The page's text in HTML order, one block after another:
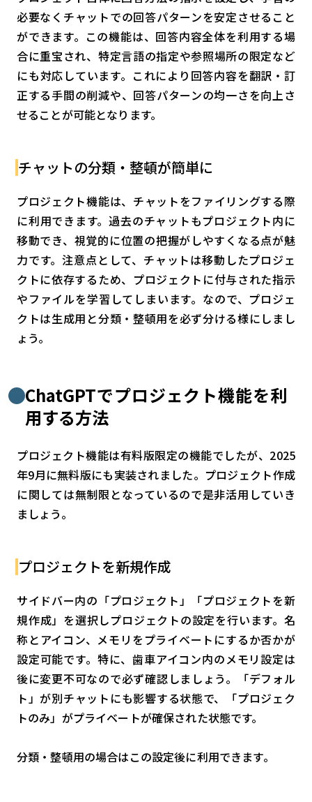
必要なくチャットでの回答パターンを安定させること
ができます。この機能は、回答内容全体を利用する場
合に重宝され、特定言語の指定や参照場所の限定など
にも対応しています。これにより回答内容を翻訳・訂
正する手間の削減や、回答パターンの均一さを向上さ
せることが可能となります。
チャットの分類・整頓が簡単に
プロジェクト機能は、チャットをファイリングする際
に利用できます。過去のチャットもプロジェクト内に
移動でき、視覚的に位置の把握がしやすくなる点が魅
力です。注意点として、チャットは移動したプロジェ
クトに依存するため、プロジェクトに付与された指示
やファイルを学習してしまいます。なので、プロジェ
クトは生成用と分類・整頓用を必ず分ける様にしまし
ょう。
ChatGPTでプロジェクト機能を利
用する方法
プロジェクト機能は有料版限定の機能でしたが、2025
年9月に無料版にも実装されました。プロジェクト作成
に関しては無制限となっているので是非活用していき
ましょう。
プロジェクトを新規作成
サイドバー内の「プロジェクト」「プロジェクトを新
規作成」を選択しプロジェクトの設定を行います。名
称とアイコン、メモリをプライベートにするか否かが
設定可能です。特に、歯車アイコン内のメモリ設定は
後に変更不可なので必ず確認しましょう。「デフォル
ト」が別チャットにも影響する状態で、「プロジェク
トのみ」がプライベートが確保された状態です。
分類・整頓用の場合はこの設定後に利用できます。